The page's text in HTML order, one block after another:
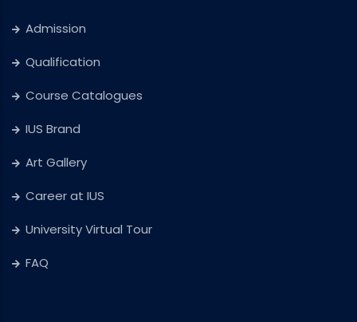
Admission
Qualification
Course Catalogues
IUS Brand
Art Gallery
Career at IUS
University Virtual Tour
FAQ